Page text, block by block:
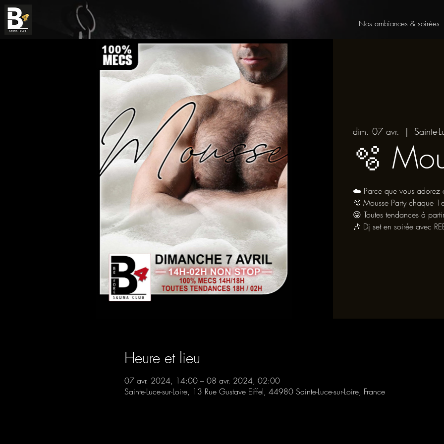
Nos ambiances & soirées
dim. 07 avr.
  |
Sainte-
🫧
☁️ Parce que vous adorez
🫧 Mousse Party chaque
😜 Toutes tendances à
🎶 Dj set en soirée avec
Heure et lieu
07 avr. 2024, 14:00 – 08 avr. 2024, 02:00
Sainte-Luce-sur-Loire, 13 Rue Gustave Eiffel, 44980 Sainte-Luce-sur-Loire, France